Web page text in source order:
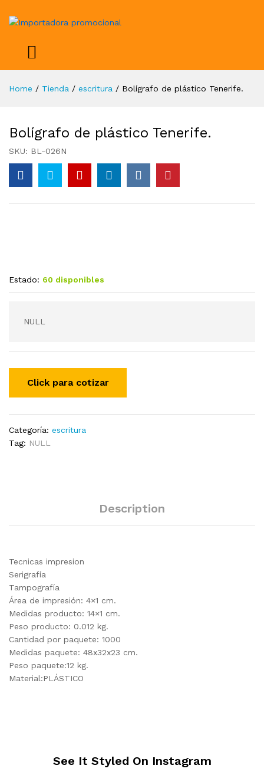
Home / Tienda / escritura / Bolígrafo de plástico Tenerife.
Bolígrafo de plástico Tenerife.
SKU: BL-026N
Estado: 60 disponibles
NULL
Categoría: escritura
Tag: NULL
Description
Tecnicas impresion
Serigrafía
Tampografía
Área de impresión: 4×1 cm.
Medidas producto: 14×1 cm.
Peso producto: 0.012 kg.
Cantidad por paquete: 1000
Medidas paquete: 48x32x23 cm.
Peso paquete:12 kg.
Material:PLÁSTICO
See It Styled On Instagram